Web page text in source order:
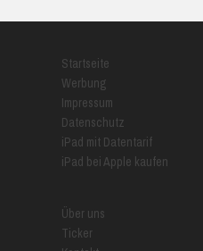
Startseite
Werbung
Impressum
Datenschutz
iPad mit Datentarif
iPad bei Apple kaufen
Über uns
Ticker